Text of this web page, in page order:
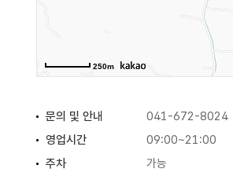
250m
문의 및 안내 041-672-8024
영업시간
09:00~21:00
주차
가능